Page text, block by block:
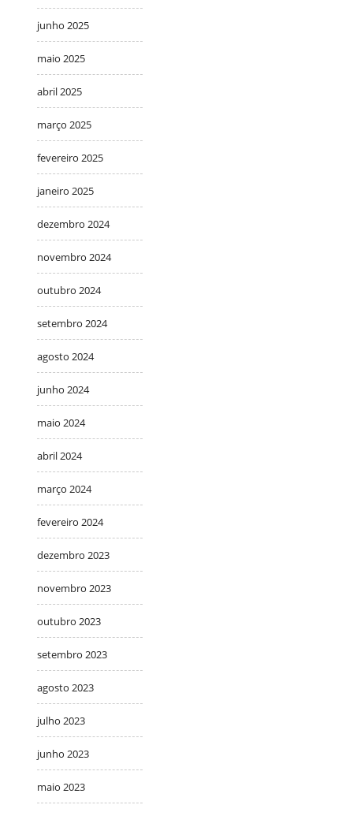
junho 2025
maio 2025
abril 2025
março 2025
fevereiro 2025
janeiro 2025
dezembro 2024
novembro 2024
outubro 2024
setembro 2024
agosto 2024
junho 2024
maio 2024
abril 2024
março 2024
fevereiro 2024
dezembro 2023
novembro 2023
outubro 2023
setembro 2023
agosto 2023
julho 2023
junho 2023
maio 2023